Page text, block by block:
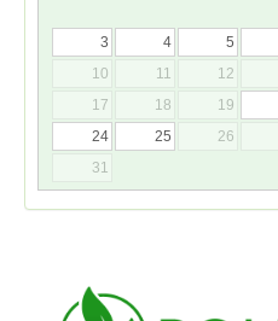
3
4 5
10
11 12
17
18 19
24
25 26
31